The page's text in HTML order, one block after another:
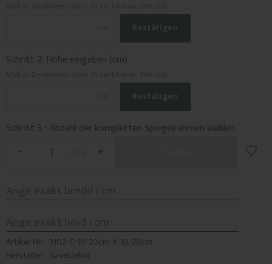
Bestätigen
Schritt 2: Höhe eingeben (cm)
Bestätigen
Schritt 3 - Anzahl der kompletten Spiegelrahmen wählen
+
-
Zu
Artikel-Nr.
3102-C-10-20cm-X-10-20cm
Hersteller Gaveldekor